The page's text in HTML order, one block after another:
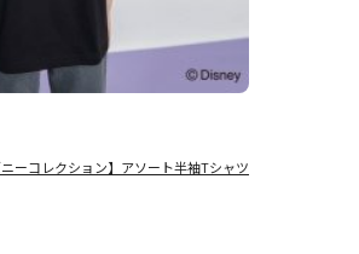
ーコレクション】アソート半袖Tシャツ